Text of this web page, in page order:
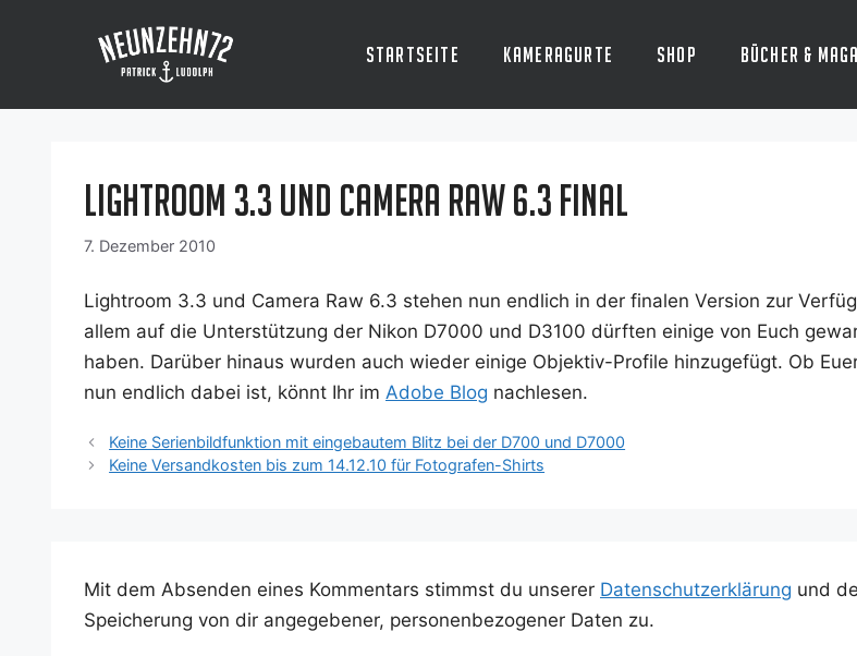
Startseite Kameragurte Shop Bücher &
Lightroom 3.3 und Camera Raw 6.3 final
7. Dezember 2010
Ligh­t­room 3.3 und Came­ra Raw 6.3 ste­hen nun end­lich in der fina­len Ver­si­on zur
allem auf die Unter­stüt­zung der Nikon D7000 und D3100 dürf­ten eini­ge von Euch
haben. Dar­über hin­aus wur­den auch wie­der eini­ge Objek­tiv-Pro­fi­le hin­zu­ge­fügt. Ob
nun end­lich dabei ist, könnt Ihr im Ado­be Blog nachlesen.
Keine Serienbildfunktion mit eingebautem Blitz bei der D700 und D7000
Keine Versandkosten bis zum 14.12.10 für Fotografen-Shirts
Mit dem Absenden eines Kommentars stimmst du unserer Datenschutzerklärung und
Speicherung von dir angegebener, personenbezogener Daten zu.